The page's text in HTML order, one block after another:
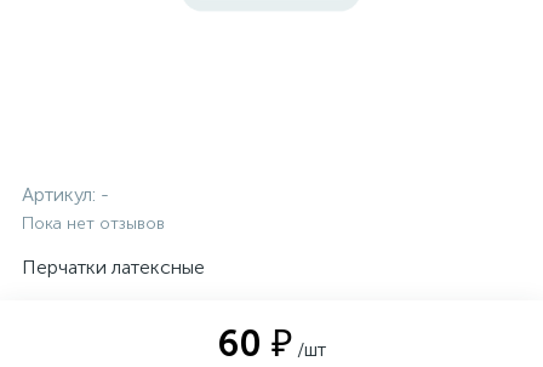
Артикул: -
Пока нет отзывов
Перчатки латексные
60 ₽ /шт